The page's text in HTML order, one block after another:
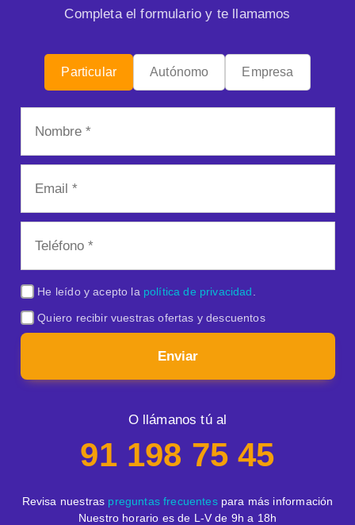
Completa el formulario y te llamamos
Particular Autónomo Empresa
He leído y acepto la política de privacidad
Quiero recibir vuestras ofertas y descuentos
Enviar
O llámanos tú al
91 198 75 45
Revisa nuestras preguntas frecuentespara más información
Nuestro horario es de L-V de 9h a 18h